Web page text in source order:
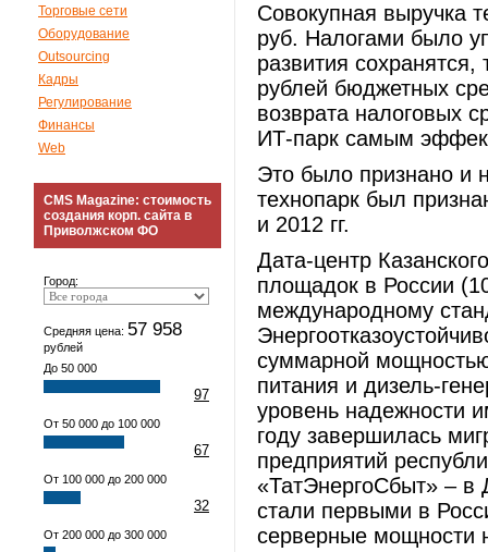
Торговые сети
Оборудование
Outsourcing
Кадры
Регулирование
Финансы
Web
CMS Magazine: стоимость
создания корп. сайта в
Приволжском ФО
Город:
Средняя цена: 57 958
рублей
До 50 000
97
От 50 000 до 100 000
67
От 100 000 до 200 000
32
От 200 000 до 300 000
Совокупная выручка
руб. Налогами было
развития
рублей бюджетных
возврата налоговых
ИТ-парк самым
Это было признано и
технопарк был
и 2012 гг.
Дата-центр
площадок в России
международному
суммарной
питания и дизель-
уровень надежности
году завершилась
предприятий
«ТатЭнергоСбыт» – в
стали первыми в
серверные мощности